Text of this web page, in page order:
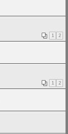
1 2
1 2